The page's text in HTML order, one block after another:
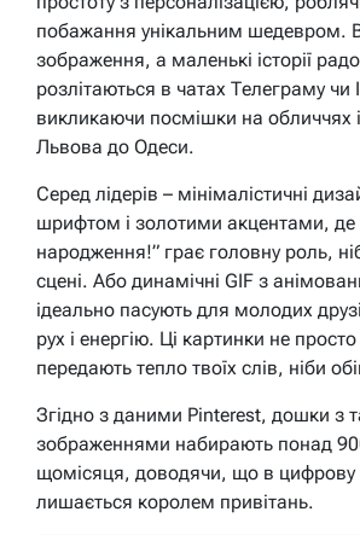
побажання унікальним шедевром.
зображення, а маленькі історії
розлітаються в чатах Телеграму чи
викликаючи посмішки на обличчях
Львова до Одеси.
Серед лідерів – мінімалістичні
шрифтом і золотими акцентами, де
народження!” грає головну роль,
сцені. Або динамічні GIF з
ідеально пасують для молодих
рух і енергію. Ці картинки не
передають тепло твоїх слів, ніби
Згідно з даними Pinterest, дошки з
зображеннями набирають понад
щомісяця, доводячи, що в цифрову
лишається королем привітань.